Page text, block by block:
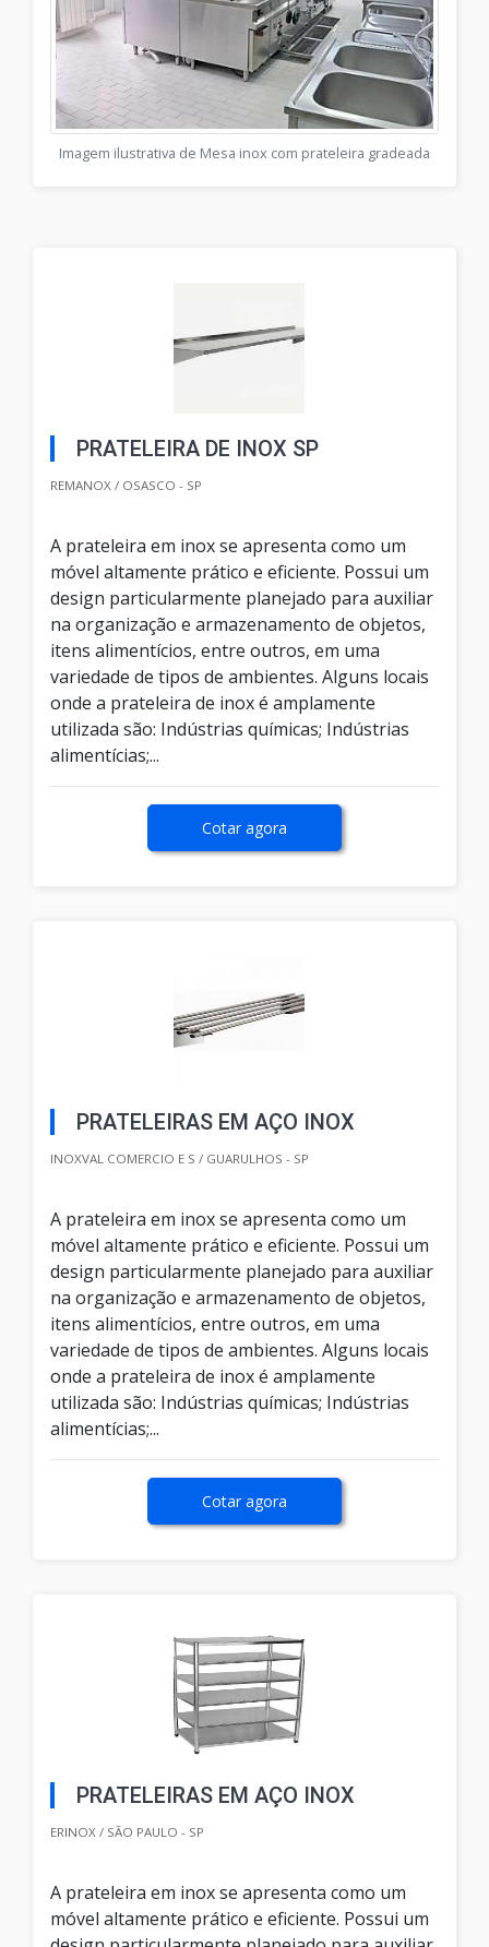
Imagem ilustrativa de Mesa inox com prateleira gradeada
PRATELEIRA DE INOX SP
REMANOX / OSASCO - SP
A prateleira em inox se apresenta como um
móvel altamente prático e eficiente. Possui um
design particularmente planejado para auxiliar
na organização e armazenamento de objetos,
itens alimentícios, entre outros, em uma
variedade de tipos de ambientes. Alguns locais
onde a prateleira de inox é amplamente
utilizada são: Indústrias químicas; Indústrias
alimentícias;...
Cotar agora
PRATELEIRAS EM AÇO INOX
INOXVAL COMERCIO E S / GUARULHOS - SP
A prateleira em inox se apresenta como um
móvel altamente prático e eficiente. Possui um
design particularmente planejado para auxiliar
na organização e armazenamento de objetos,
itens alimentícios, entre outros, em uma
variedade de tipos de ambientes. Alguns locais
onde a prateleira de inox é amplamente
utilizada são: Indústrias químicas; Indústrias
alimentícias;...
Cotar agora
PRATELEIRAS EM AÇO INOX
ERINOX / SÃO PAULO - SP
A prateleira em inox se apresenta como um
móvel altamente prático e eficiente. Possui um